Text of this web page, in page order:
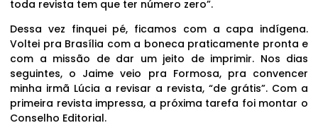
toda revista tem que ter número zero”.
Dessa vez finquei pé, ficamos com a capa indígena.
Voltei pra Brasília com a boneca praticamente pronta e
com a missão de dar um jeito de imprimir. Nos dias
seguintes, o Jaime veio pra Formosa, pra convencer
minha irmã Lúcia a revisar a revista, “de grátis”. Com a
primeira revista impressa, a próxima tarefa foi montar o
Conselho Editorial.